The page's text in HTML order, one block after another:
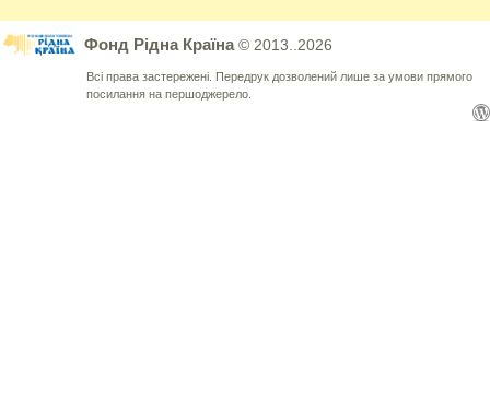
Фонд Рідна Країна© 2013..2026
Всі права застережені. Передрук дозволений лише за умови прямого
посилання на першоджерело.